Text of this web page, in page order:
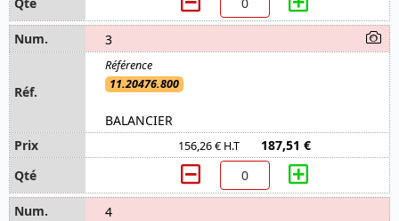
3
11.20476.800
BALANCIER
156,26 € H.T 187,51 €
4